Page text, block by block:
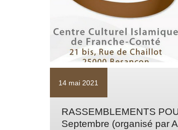
14 mai 2021
RASSEMBLEMENTS
Septembre (organisé par